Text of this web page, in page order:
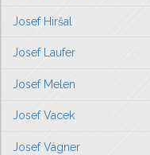
Josef Hiršal
Josef Laufer
Josef Melen
Josef Vacek
Josef Vágner